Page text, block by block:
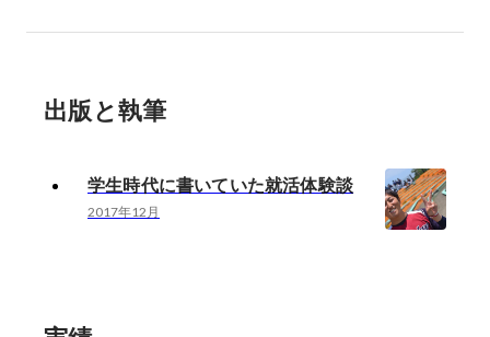
出版と執筆
学生時代に書いていた就活体験談
2017年12月